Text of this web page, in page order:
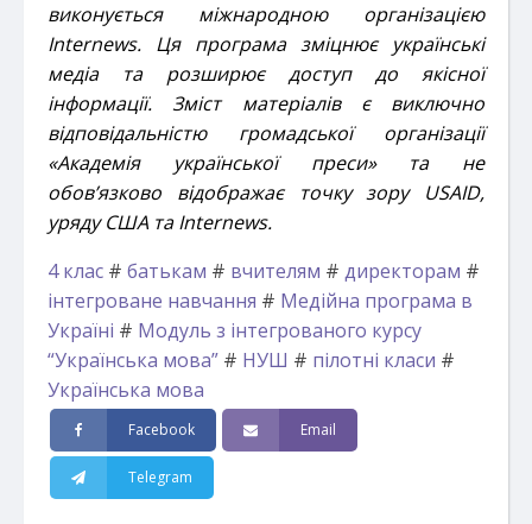
виконується міжнародною організацією
Internews. Ця програма зміцнює українські
медіа та розширює доступ до якісної
інформації. Зміст матеріалів є виключно
відповідальністю громадської організації
«Академія української преси» та не
обов’язково відображає точку зору USAID,
уряду США та Internews.
4 клас # батькам # вчителям # директорам #
інтегроване навчання # Медійна програма в
Україні # Модуль з інтегрованого курсу
“Українська мова” # НУШ # пілотні класи #
Українська мова
Facebook Email
Telegram